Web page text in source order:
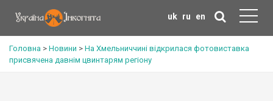
uk ru en
Головна > Новини > На Хмельниччині відкрилася фотовиставка
присвячена давнім цвинтарям регіону